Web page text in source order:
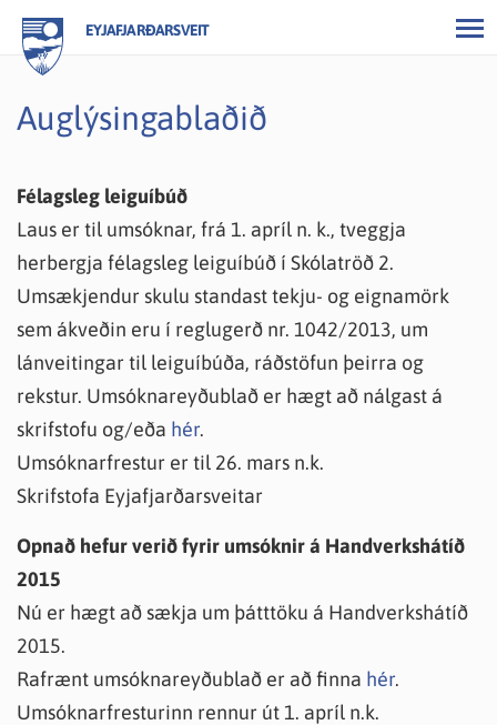
EYJAFJARÐARSVEIT
Auglýsingablaðið
Félagsleg leiguíbúð
Laus er til umsóknar, frá 1. apríl n. k., tveggja
herbergja félagsleg leiguíbúð í Skólatröð 2.
Umsækjendur skulu standast tekju- og eignamörk
sem ákveðin eru í reglugerð nr. 1042/2013, um
lánveitingar til leiguíbúða, ráðstöfun þeirra og
rekstur. Umsóknareyðublað er hægt að nálgast á
skrifstofu og/eða hér.
Umsóknarfrestur er til 26. mars n.k.
Skrifstofa Eyjafjarðarsveitar
Opnað hefur verið fyrir umsóknir á Handverkshátíð
2015
Nú er hægt að sækja um þátttöku á Handverkshátíð
2015.
Rafrænt umsóknareyðublað er að finna hér.
Umsóknarfresturinn rennur út 1. apríl n.k.